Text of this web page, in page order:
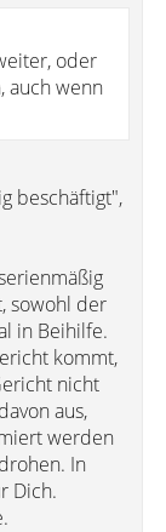
oder
auch wenn
beschäftigt",
sowohl der
in Beihilfe.
kommt,
nicht
aus,
werden
In
Dich.